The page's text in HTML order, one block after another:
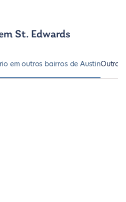
St. Edwards
em outros bairros de AustinOutros